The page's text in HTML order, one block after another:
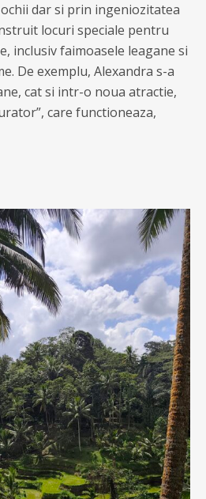
dar si prin ingeniozitatea
locuri speciale pentru
inclusiv faimoasele leagane si
De exemplu, Alexandra s-a
cat si intr-o noua atractie,
care functioneaza,